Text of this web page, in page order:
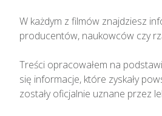
W każdym z filmów znajdziesz
producentów, naukowców czy
Treści opracowałem na
się informacje, które zyskały
zostały oficjalnie uznane przez